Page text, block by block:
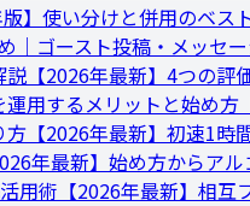
】使い分けと併用のベス
｜ゴースト投稿・メッセ
【2026年最新】4つの評
用するメリットと始め方
【2026年最新】初速1時
年最新】始め方からア
用術【2026年最新】相互